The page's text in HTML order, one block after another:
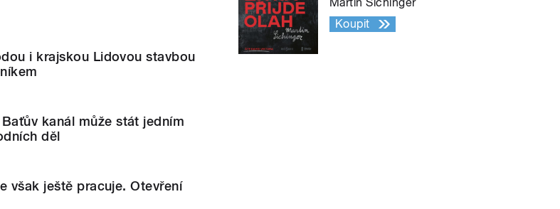
i krajskou Lidovou stavbou
kanál může stát jedním
děl
však ještě pracuje. Otevření
Martin Sichinger
Koupit